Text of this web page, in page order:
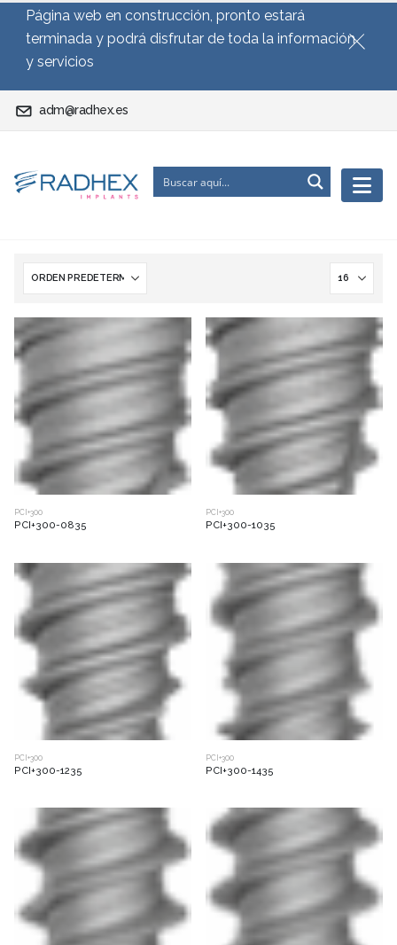
Página web en construcción, pronto estará
terminada y podrá disfrutar de toda la información
y servicios
adm@radhex.es
PCI+300
PCI+300-0835
PCI+300
PCI+300-1035
PCI+300
PCI+300-1235
PCI+300
PCI+300-1435